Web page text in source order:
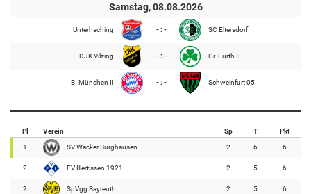
Samstag, 08.08.2026
Unterhaching - : - SC Eltersdorf
DJK Vilzing - : - Gr. Fürth II
B. München II - : - Schweinfurt 05
Pl Verein Sp T Pkt
1 SV Wacker Burghausen 2 6 6
2 FV Illertissen 1921 2 5 6
2 SpVgg Bayreuth 2 5 6